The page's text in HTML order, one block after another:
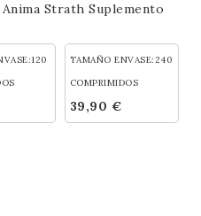
Strath Suplemento
TAMAÑO ENVASE:240
COMPRIMIDOS
39,90 €